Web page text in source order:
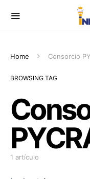
Home Consorcio
BROWSING TAG
1 artículo